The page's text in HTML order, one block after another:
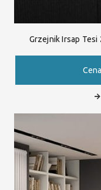
Grzejnik Irsap Tesi